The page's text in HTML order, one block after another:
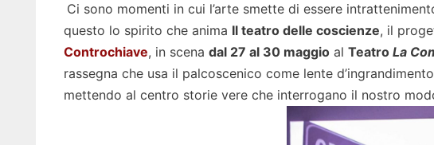
Ci sono momenti in cui l’arte smette di essere
questo lo spirito che anima Il teatro delle coscienze, il
Controchiave, in scena dal 27 al 30 maggioal Teatro La
rassegna che usa il palcoscenico come lente
mettendo al centro storie vere che interrogano il nostro